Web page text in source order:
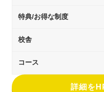
特典/お得な制度
校舎
コース
詳細を